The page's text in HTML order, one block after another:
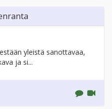
yleistä sanottavaa,
ja si...